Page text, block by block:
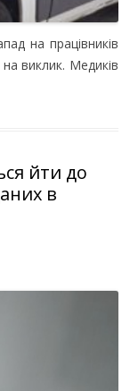
на працівників
виклик. Медиків
йти до
в